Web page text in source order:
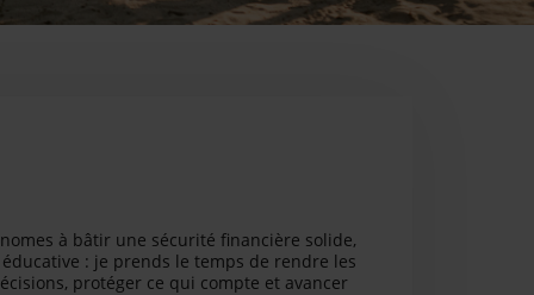
à bâtir une sécurité financière solide,
: je prends le temps de rendre les
protéger ce qui compte et avancer